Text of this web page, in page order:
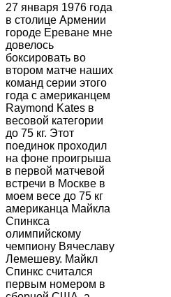
27 января 1976 года
в столице Армении
городе Ереване мне
довелось
боксировать во
втором матче наших
команд серии этого
года с американцем
Raymond Kates в
весовой категории
до 75 кг. Этот
поединок проходил
на фоне проигрыша
в первой матчевой
встречи в Москве в
моем весе до 75 кг
американца Майкла
Спинкса
олимпийскому
чемпиону Вячеславу
Лемешеву. Майкл
Спинкс считался
первым номером в